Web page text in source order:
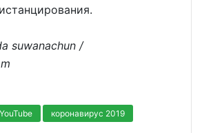
suwanachun /
YouTube коронавирус 2019